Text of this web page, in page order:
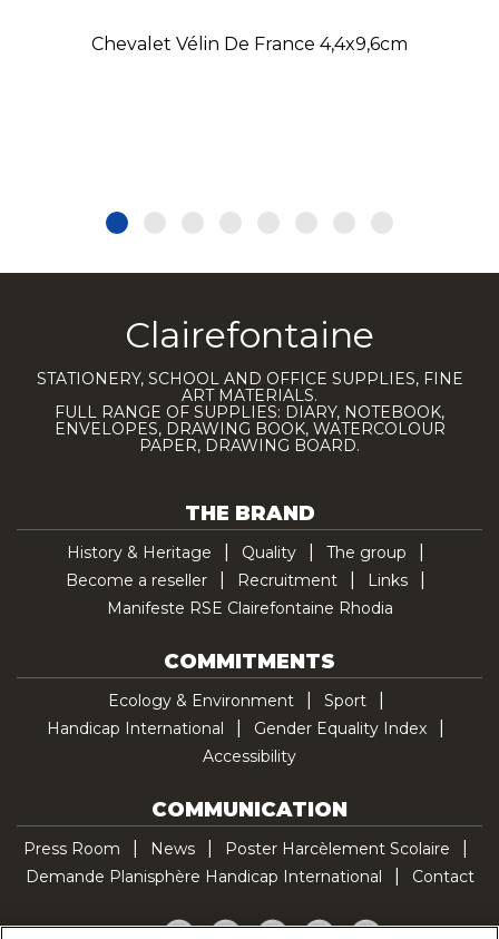
Chevalet Vélin De France 4,4x9,6cm
Clairefontaine
STATIONERY, SCHOOL AND OFFICE SUPPLIES, FINE
ART MATERIALS.
FULL RANGE OF SUPPLIES: DIARY, NOTEBOOK,
ENVELOPES, DRAWING BOOK, WATERCOLOUR
PAPER, DRAWING BOARD.
THE BRAND
History & Heritage Quality
The group
Become a reseller
Recruitment
Links
Manifeste RSE Clairefontaine Rhodia
COMMITMENTS
Ecology & Environment
Sport
Handicap International
Gender Equality Index
Accessibility
COMMUNICATION
Press Room News
Poster Harcèlement Scolaire
Demande Planisphère Handicap International
Contact
Facebook
TwitterYouTubePinterestTikTok